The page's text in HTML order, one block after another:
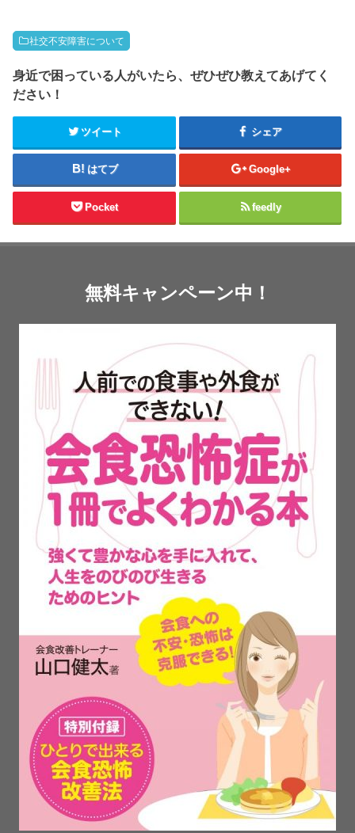
社交不安障害について
身近で困っている人がいたら、ぜひぜひ教えてあげてく
ださい！
ツイート シェア
はてブ Google+
Pocket feedly
無料キャンペーン中！